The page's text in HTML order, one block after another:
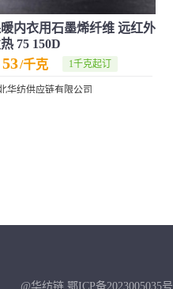
内衣用石墨烯纤维 远红外
75 150D
53/千克 1千克起订
华纺供应链有限公司
@华纺链 鄂ICP备2023005035号